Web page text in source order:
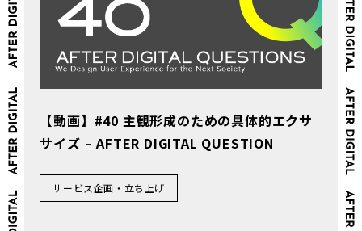
【動画】#40 主観形成のための具体的エクサ
サイズ – AFTER DIGITAL QUESTION
サービス企画・立ち上げ